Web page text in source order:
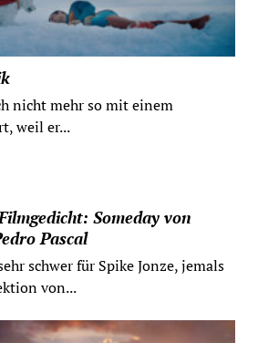
nicht mehr so mit einem
weil er...
Someday von
Pascal
schwer für Spike Jonze, jemals
von...